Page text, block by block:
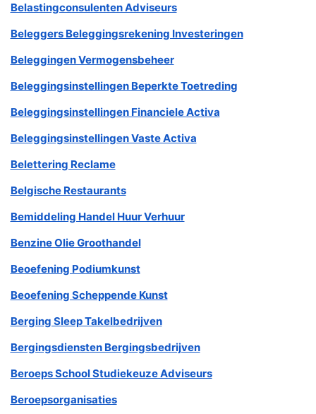
Belastingconsulenten Adviseurs
Beleggers Beleggingsrekening Investeringen
Beleggingen Vermogensbeheer
Beleggingsinstellingen Beperkte Toetreding
Beleggingsinstellingen Financiele Activa
Beleggingsinstellingen Vaste Activa
Belettering Reclame
Belgische Restaurants
Bemiddeling Handel Huur Verhuur
Benzine Olie Groothandel
Beoefening Podiumkunst
Beoefening Scheppende Kunst
Berging Sleep Takelbedrijven
Bergingsdiensten Bergingsbedrijven
Beroeps School Studiekeuze Adviseurs
Beroepsorganisaties